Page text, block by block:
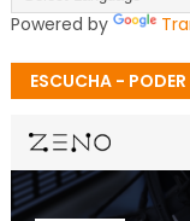
Powered by
ESCUCHA -